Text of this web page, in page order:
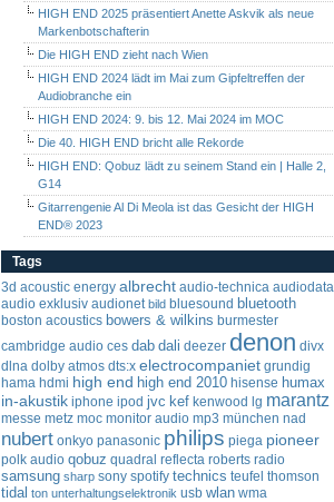
HIGH END 2025 präsentiert Anette Askvik als neue
Markenbotschafterin
Die HIGH END zieht nach Wien
HIGH END 2024 lädt im Mai zum Gipfeltreffen der
Audiobranche ein
HIGH END 2024: 9. bis 12. Mai 2024 im MOC
Die 40. HIGH END bricht alle Rekorde
HIGH END: Qobuz lädt zu seinem Stand ein | Halle 2,
G14
Gitarrengenie Al Di Meola ist das Gesicht der HIGH
END® 2023
Tags
3d acoustic energy albrecht audio-technica audiodata
audio exklusiv audionet bild bluesound bluetooth
boston acoustics bowers & wilkins burmester
cambridge audio ces dab dali deezer denon divx
dlna dolby atmos dts:x electrocompaniet grundig
hama hdmi high end high end 2010 hisense humax
in-akustik iphone ipod jvc kef kenwood lg marantz
messe metz moc monitor audio mp3 münchen nad
nubert onkyo panasonic philips piega pioneer
polk audio qobuz quadral reflecta roberts radio
samsung sharp sony spotify technics teufel thomson
tidal ton unterhaltungselektronik usb wlan wma